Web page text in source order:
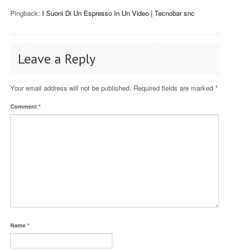
Pingback: I Suoni Di Un Espresso In Un Video | Tecnobar snc
Leave a Reply
Your email address will not be published. Required fields are marked *
Comment *
Name *